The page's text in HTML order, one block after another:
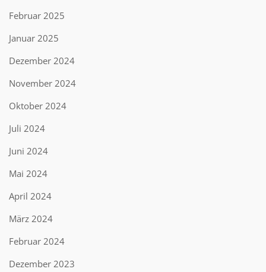
Februar 2025
Januar 2025
Dezember 2024
November 2024
Oktober 2024
Juli 2024
Juni 2024
Mai 2024
April 2024
März 2024
Februar 2024
Dezember 2023